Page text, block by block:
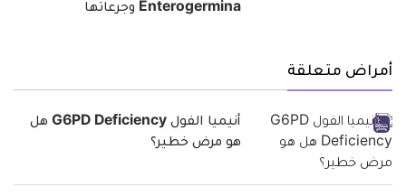
Enterogermina وجرعاتها
أمراض متعلقة
أنيميا الفول G6PD Deficiency هل
هو مرض خطير؟